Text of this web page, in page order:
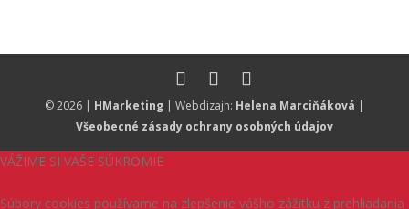
© 2026 | HMarketing| Webdizajn: Helena Marciňáková |
Všeobecné zásady ochrany osobných údajov
VÁŽIME SI VAŠE SÚKROMIE
Súbory cookies používame na zlepšenie vášho zážitku z prehliadania